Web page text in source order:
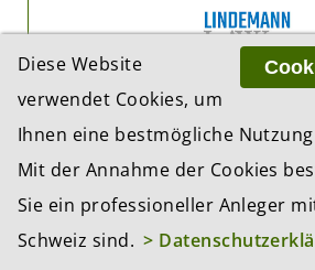
Diese Website
verwendet Cookies, um
Ihnen eine bestmögliche
Mit der Annahme der Cookies
Sie ein professioneller Anleger
Schweiz sind. >